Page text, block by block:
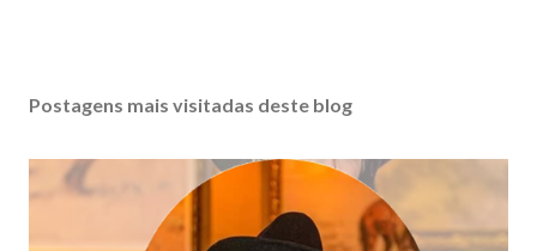
Postagens mais visitadas deste blog